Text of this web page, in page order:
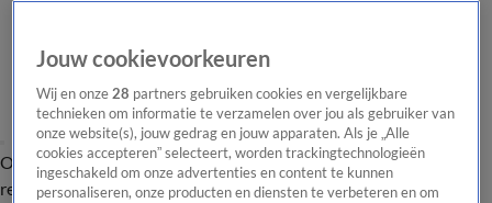
Overzicht Laatste nieuws Regionieuws Het beste van Hart
Tip de
redactie
Jouw cookievoorkeuren
Wij en onze28 partners gebruiken cookies en vergelijkbare
technieken om informatie te verzamelen over jou als gebruiker van
onze website(s), jouw gedrag en jouw apparaten. Als je „Alle
cookies accepteren” selecteert, worden trackingtechnologieën
ingeschakeld om onze advertenties en content te kunnen
personaliseren, onze producten en diensten te verbeteren en om